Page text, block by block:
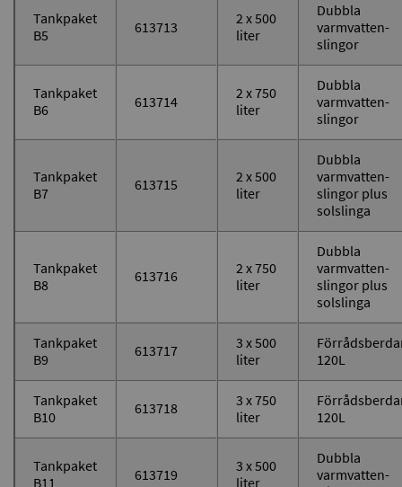
Tankpaket
B5
613713
2 x 500
liter
Dubbla
varmvatten-
slingor
Tankpaket
B6
613714
2 x 750
liter
Dubbla
varmvatten-
slingor
Tankpaket
B7
613715
2 x 500
liter
Dubbla
varmvatten-
slingor plus
solslinga
Tankpaket
B8
613716
2 x 750
liter
Dubbla
varmvatten-
slingor plus
solslinga
Tankpaket
B9
613717
3 x 500
liter
120L
Tankpaket
B10
613718
3 x 750
liter
120L
Tankpaket
B11
613719
3 x 500
liter
Dubbla
varmvatten-